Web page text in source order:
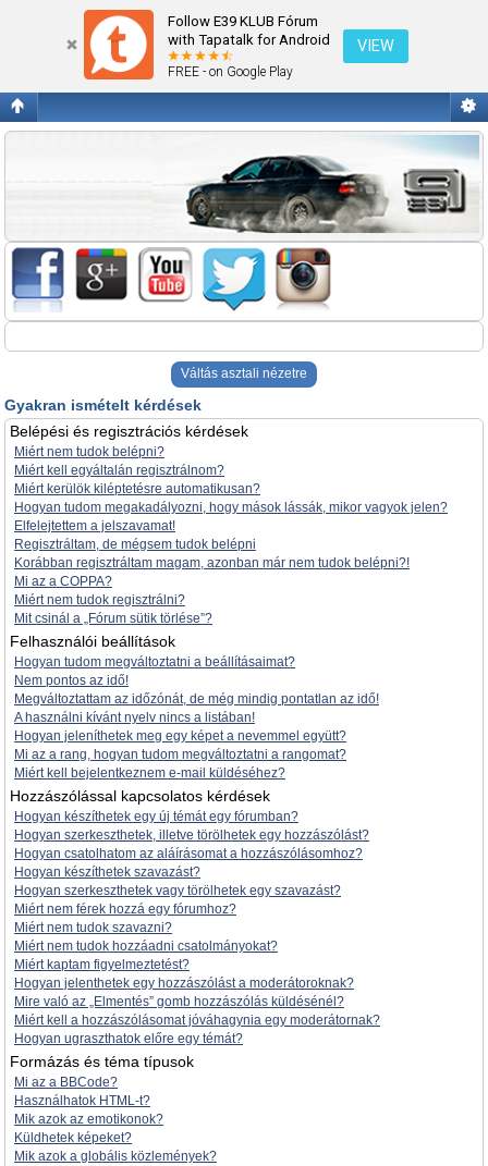
Follow E39 KLUB Fórum
with Tapatalk for Android
FREE - on Google Play
VIEW
Gyakran ismételt kérdések
Váltás asztali nézetre
Gyakran ismételt kérdések
Belépési és regisztrációs kérdések
Miért nem tudok belépni?
Miért kell egyáltalán regisztrálnom?
Miért kerülök kiléptetésre automatikusan?
Hogyan tudom megakadályozni, hogy mások lássák, mikor vagyok jelen?
Elfelejtettem a jelszavamat!
Regisztráltam, de mégsem tudok belépni
Korábban regisztráltam magam, azonban már nem tudok belépni?!
Mi az a COPPA?
Miért nem tudok regisztrálni?
Mit csinál a „Fórum sütik törlése”?
Felhasználói beállítások
Hogyan tudom megváltoztatni a beállításaimat?
Nem pontos az idő!
Megváltoztattam az időzónát, de még mindig pontatlan az idő!
A használni kívánt nyelv nincs a listában!
Hogyan jeleníthetek meg egy képet a nevemmel együtt?
Mi az a rang, hogyan tudom megváltoztatni a rangomat?
Miért kell bejelentkeznem e-mail küldéséhez?
Hozzászólással kapcsolatos kérdések
Hogyan készíthetek egy új témát egy fórumban?
Hogyan szerkeszthetek, illetve törölhetek egy hozzászólást?
Hogyan csatolhatom az aláírásomat a hozzászólásomhoz?
Hogyan készíthetek szavazást?
Hogyan szerkeszthetek vagy törölhetek egy szavazást?
Miért nem férek hozzá egy fórumhoz?
Miért nem tudok szavazni?
Miért nem tudok hozzáadni csatolmányokat?
Miért kaptam figyelmeztetést?
Hogyan jelenthetek egy hozzászólást a moderátoroknak?
Mire való az „Elmentés” gomb hozzászólás küldésénél?
Miért kell a hozzászólásomat jóváhagynia egy moderátornak?
Hogyan ugraszthatok előre egy témát?
Formázás és téma típusok
Mi az a BBCode?
Használhatok HTML-t?
Mik azok az emotikonok?
Küldhetek képeket?
Mik azok a globális közlemények?